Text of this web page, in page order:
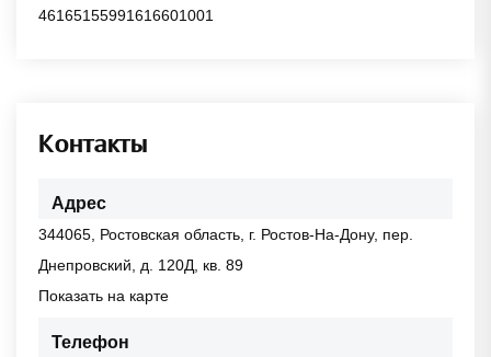
46165155991616601001
Контакты
Адрес
344065, Ростовская область, г. Ростов-На-Дону, пер.
Днепровский, д. 120Д, кв. 89
Показать на карте
Телефон